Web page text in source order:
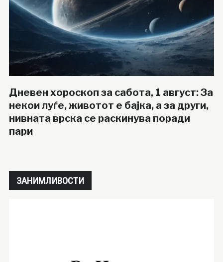
Дневен хороскоп за сабота, 1 август: За
некои луѓе, животот е бајка, а за други,
нивната врска се раскинува поради
пари
ЗАНИМЛИВОСТИ